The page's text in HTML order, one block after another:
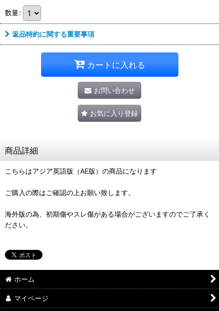
数量:
返品特約に関する重要事項
カートに入れる
お問い合わせ
お気に入り登録
商品詳細
こちらはアジア英語版（AE版）の商品になります
ご購入の際はご確認の上お願い致します。
海外版の為、初期傷やスレ傷がある場合がございますのでご了承く
ださい。
ホーム
マイページ